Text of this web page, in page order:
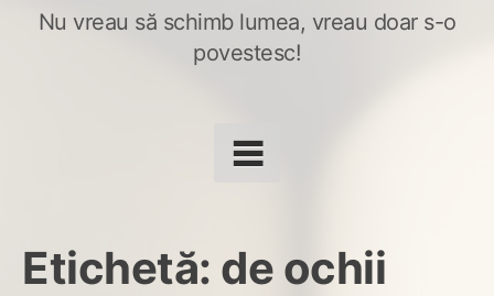
Nu vreau să schimb lumea, vreau doar s-o
povestesc!
Etichetă: de ochii